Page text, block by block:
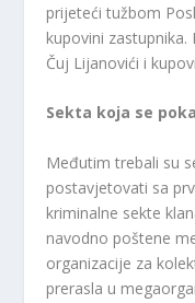
prijeteći tužbom
kupovini
Čuj Lijanovići i
Sekta koja se
Međutim trebali su
postavjetovati sa
kriminalne sekte
navodno poštene
organizacije za
prerasla u